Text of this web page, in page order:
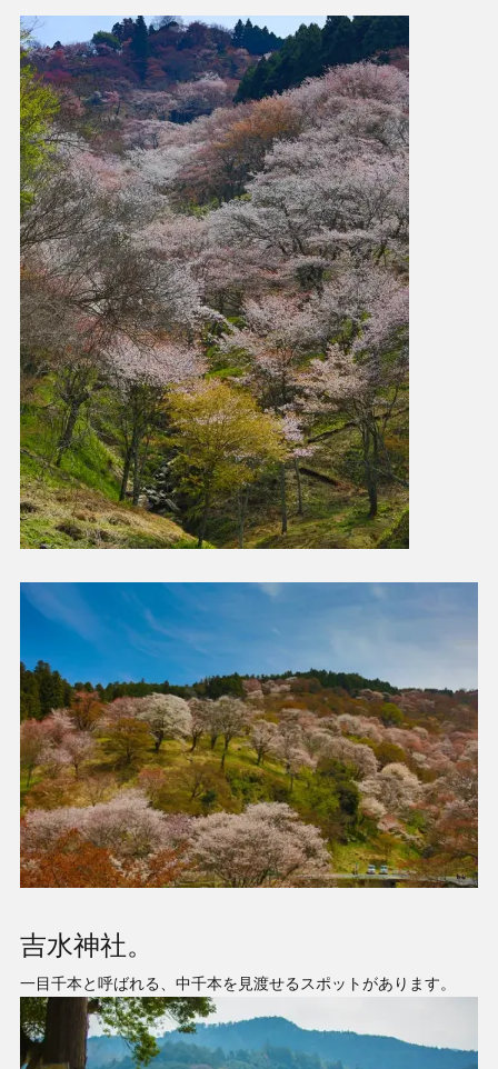
吉水神社。
一目千本と呼ばれる、中千本を見渡せるスポットがあります。